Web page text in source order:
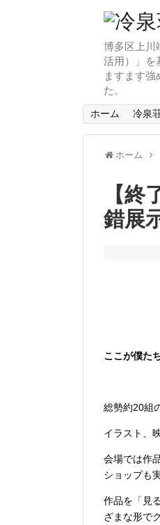
博多区上川
活用）」を
ますます
た。
ホーム 冷泉
ホーム
【
錯展
ここが僕た
総勢約20組
イラスト、
会場では作
ショップも
作品を「見
ざまな形で